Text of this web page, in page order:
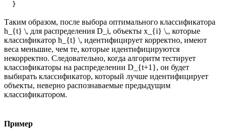
}
Таким образом, после выбора оптимального классификатора
h_{t} \, для распределения D_i, объекты x_{i} \,, которые
классификатор h_{t} \, идентифицирует корректно, имеют
веса меньшие, чем те, которые идентифицируются
некорректно. Следовательно, когда алгоритм тестирует
классификаторы на распределении D_{t+1}, он будет
выбирать классификатор, который лучше идентифицирует
объекты, неверно распознаваемые предыдущим
классификатором.
Пример